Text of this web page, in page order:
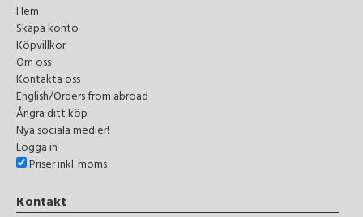
Hem
Skapa konto
Köpvillkor
Om oss
Kontakta oss
English/Orders from abroad
Ångra ditt köp
Nya sociala medier!
Logga in
Priser inkl. moms
Kontakt